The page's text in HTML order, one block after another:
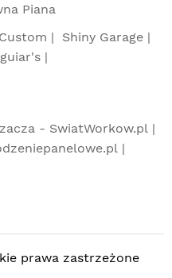
Piana
Shiny Garage
- SwiatWorkow.pl
prawa zastrzeżone